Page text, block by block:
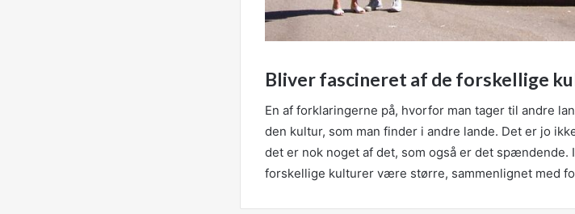
Bliver fascineret af de forskellige
En af forklaringerne på, hvorfor man tager til andre
den kultur, som man finder i andre lande. Det er jo
det er nok noget af det, som også er det
forskellige kulturer være større, sammenlignet med